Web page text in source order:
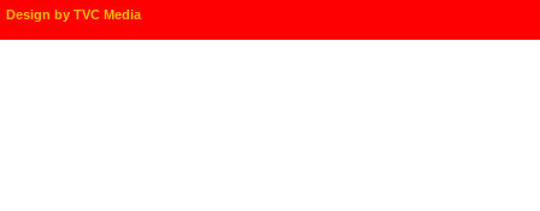
Design by TVC Media